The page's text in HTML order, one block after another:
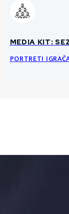
MEDIA KIT:
PORTRETI